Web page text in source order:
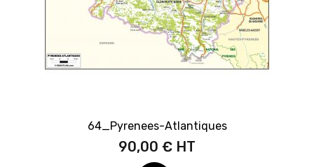
64_Pyrenees-Atlantiques
90,00 €